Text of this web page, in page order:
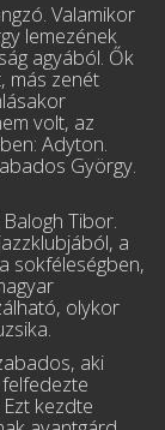
Valamikor
lemezének
agyából. Ők
más zenét
volt, az
Adyton.
György.
Tibor.
a
sokféleségben,
olykor
aki
kezdte